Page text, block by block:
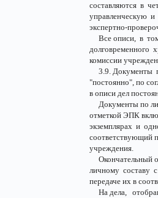
составляются в
управленческую
экспертно-
Все описи, в
долговременного
комиссии
3.9. Документы
"постоянно", по
в описи дел
Документы по
отметкой ЭПК
экземплярах и
соответствующий
учреждения.
Окончательный
личному составу
передаче их в
На дела,